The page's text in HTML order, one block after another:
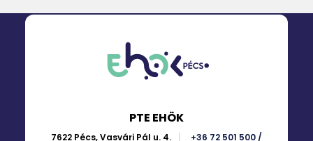
PTE EHÖK
7622 Pécs, Vasvári Pál u. 4.
+36 72 501 500 /